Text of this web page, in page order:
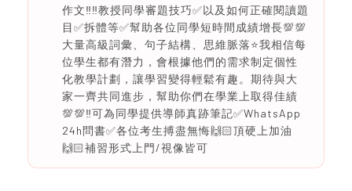
作文‼️‼️教授同學審題技巧✅以及如何正確閱讀題
目✅拆體等✅幫助各位同學短時間成績增長💯💯
大量高級詞彙、句子結構、思維脈落⭐️我相信每
位學生都有潛力，會根據他們的需求制定個性
化教學計劃，讓學習變得輕鬆有趣。期待與大
家一齊共同進步，幫助你們在學業上取得佳績
💯💯‼️可為同學提供導師真跡筆記✅WhatsApp
24h問書✅各位考生搏盡無悔🙌🏻頂硬上加油
🙌🏻補習形式上門/視像皆可